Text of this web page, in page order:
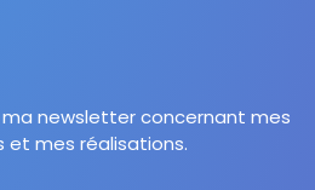
newsletter concernant mes
et mes réalisations.